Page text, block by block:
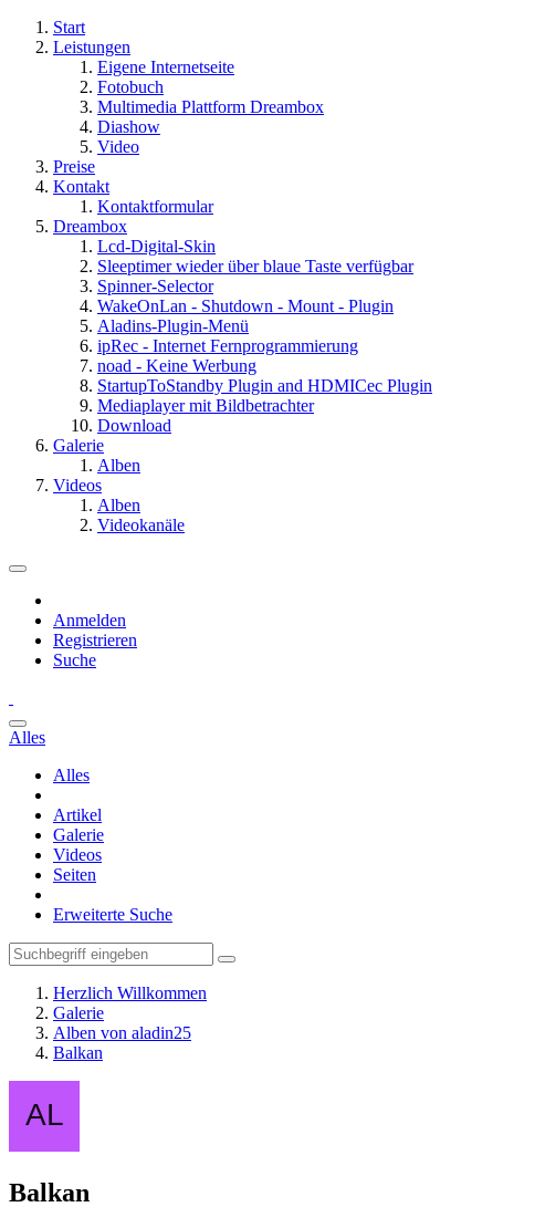
Start
Leistungen
Eigene Internetseite
Fotobuch
Multimedia Plattform Dreambox
Diashow
Video
Preise
Kontakt
Kontaktformular
Dreambox
Lcd-Digital-Skin
Sleeptimer wieder über blaue Taste verfügbar
Spinner-Selector
WakeOnLan - Shutdown - Mount - Plugin
Aladins-Plugin-Menü
ipRec - Internet Fernprogrammierung
noad - Keine Werbung
StartupToStandby Plugin and HDMICec Plugin
Mediaplayer mit Bildbetrachter
Download
Galerie
Alben
Videos
Alben
Videokanäle
Anmelden
Registrieren
Suche
Alles
Alles
Artikel
Galerie
Videos
Seiten
Erweiterte Suche
Herzlich Willkommen
Galerie
Alben von aladin25
Balkan
Balkan